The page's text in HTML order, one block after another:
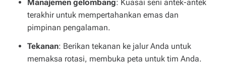
Manajemen gelombang: Kuasai seni antek-antek
terakhir untuk mempertahankan emas dan
pimpinan pengalaman.
Tekanan: Berikan tekanan ke jalur Anda untuk
memaksa rotasi, membuka peta untuk tim Anda.